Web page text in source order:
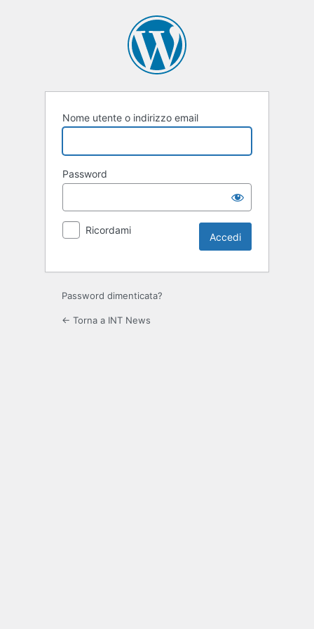
Nome utente o indirizzo email
Password
Ricordami
Password dimenticata?
← Torna a INT News